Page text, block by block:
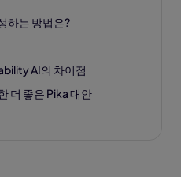
하는 방법은?
AI의 차이점
더 좋은 Pika 대안